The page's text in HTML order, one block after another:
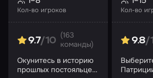
Кол-во игроков
9.7/10
(163
команды)
Окунитесь в историю
прошлых постояльцев
Кол-во
9.8/